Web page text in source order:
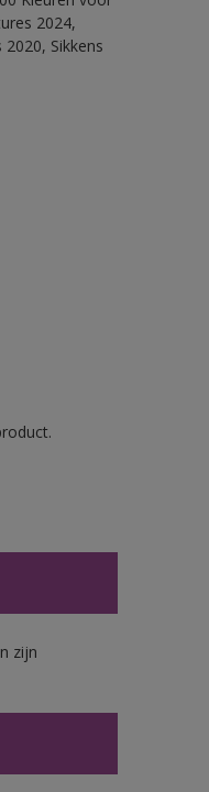
2024,
Sikkens
zijn